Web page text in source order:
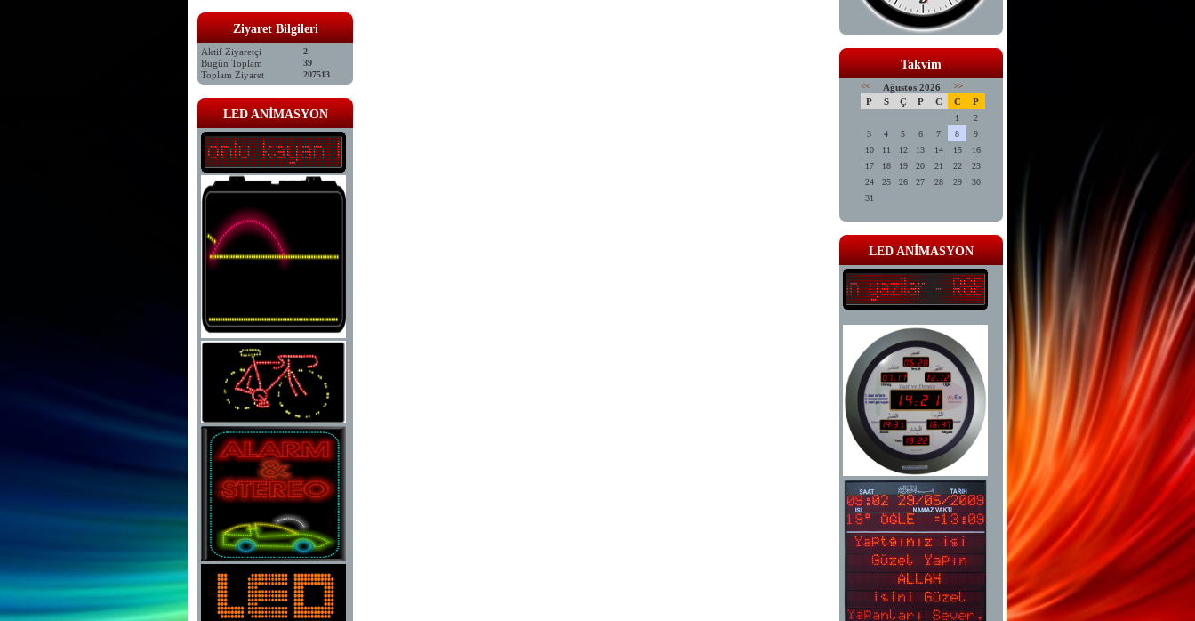
Ziyaret Bilgileri
Aktif Ziyaretçi 2
Bugün Toplam 39
Toplam Ziyaret 207513
LED ANİMASYON
Takvim
<< Ağustos 2026 >>
P S Ç P C C P
1
2
3
4 5 6 7 8
9
10
11 12 13 14 15
16
17
18 19 20 21 22
23
24
25 26 27 28 29
30
31
LED ANİMASYON